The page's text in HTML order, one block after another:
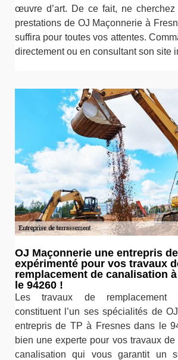
œuvre d’art. De ce fait, ne
prestations de OJ Maçonnerie à
suffira pour toutes vos attentes.
directement ou en consultant son site
OJ Maçonnerie une entrepris
expérimenté pour vos travaux
remplacement de canalisation
le 94260 !
Les travaux de remplacement
constituent l’un ses spécialités de
entrepris de TP à Fresnes dans le
bien une experte pour vos travaux
canalisation qui vous garantit un